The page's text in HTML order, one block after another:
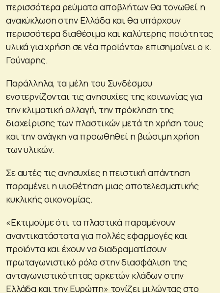
περισσότερα ρεύματα αποβλήτων θα τονωθεί η
ανακύκλωση στην Ελλάδα και θα υπάρχουν
περισσότερα διαθέσιμα και καλύτερης ποιότητας
υλικά για χρήση σε νέα προϊόντα» επισημαίνει ο κ.
Γούναρης.
Παράλληλα, τα μέλη του Συνδέσμου
ενστερνίζονται τις ανησυχίες της κοινωνίας για
την κλιματική αλλαγή, την πρόκληση της
διαχείρισης των πλαστικών μετά τη χρήση τους
και την ανάγκη να προωθηθεί η βιώσιμη χρήση
των υλικών.
Σε αυτές τις ανησυχίες η πειστική απάντηση
παραμένει η υιοθέτηση μιας αποτελεσματικής
κυκλικής οικονομίας.
«Εκτιμούμε ότι τα πλαστικά παραμένουν
αναντικατάστατα για πολλές εφαρμογές και
προϊόντα και έχουν να διαδραματίσουν
πρωταγωνιστικό ρόλο στην διασφάλιση της
ανταγωνιστικότητας αρκετών κλάδων στην
Ελλάδα και την Ευρώπη» τονίζει μιλώντας στο